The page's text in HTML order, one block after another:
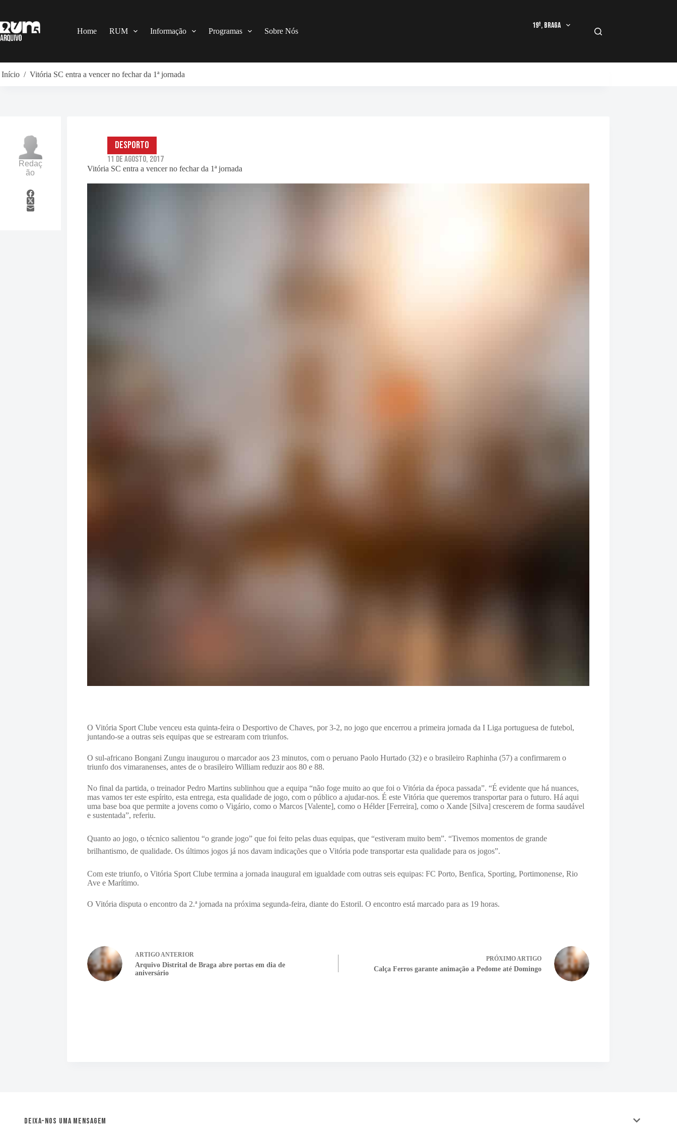
o
conteúdo
Home RUM Informação Programas Sobre Nós
19º, Braga
Início / Vitória SC entra a vencer no fechar da 1ª jornada
Vitória SC entra a vencer no fechar da 1ª jornada
Desporto
11 de Agosto, 2017
O Vitória Sport Clube venceu esta quinta-feira o Desportivo de Chaves, por 3-2, no jogo que encerrou a primeira jornada da I Liga portuguesa de futebol,
juntando-se a outras seis equipas que se estrearam com triunfos.
O sul-africano Bongani Zungu inaugurou o marcador aos 23 minutos, com o peruano Paolo Hurtado (32) e o brasileiro Raphinha (57) a confirmarem o
triunfo dos vimaranenses, antes de o brasileiro William reduzir aos 80 e 88.
No final da partida, o treinador Pedro Martins sublinhou que a equipa “não foge muito ao que foi o Vitória da época passada”. “É evidente que há nuances,
mas vamos ter este espírito, esta entrega, esta qualidade de jogo, com o público a ajudar-nos. É este Vitória que queremos transportar para o futuro. Há aqui
uma base boa que permite a jovens como o Vigário, como o Marcos [Valente], como o Hélder [Ferreira], como o Xande [Silva] crescerem de forma saudável
e sustentada”, referiu.
Quanto ao jogo, o técnico salientou “o grande jogo” que foi feito pelas duas equipas, que “estiveram muito bem”. “Tivemos momentos de grande
brilhantismo, de qualidade. Os últimos jogos já nos davam indicações que o Vitória pode transportar esta qualidade para os jogos”.
Com este triunfo, o Vitória Sport Clube termina a jornada inaugural em igualdade com outras seis equipas: FC Porto, Benfica, Sporting, Portimonense, Rio
Ave e Marítimo.
O Vitória disputa o encontro da 2.ª jornada na próxima segunda-feira, diante do Estoril. O encontro está marcado para as 19 horas.
ARTIGOANTERIOR
Arquivo Distrital de Braga abre portas em dia de
aniversário
PRÓXIMOARTIGO
Calça Ferros garante animação a Pedome até Domingo
Redaç
ão
Deixa-nos uma mensagem